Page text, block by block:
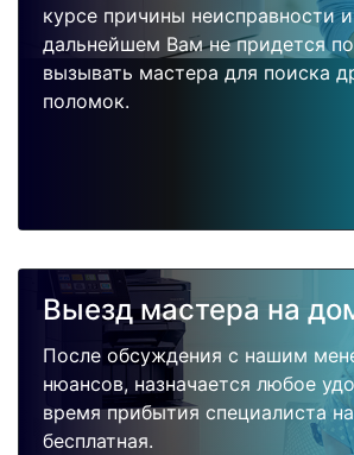
курсе причины неисправности
дальнейшем Вам не придется
вызывать мастера для поиска
поломок.
Выезд мастера на
После обсуждения с нашим
нюансов, назначается любое
время прибытия специалиста
бесплатная.